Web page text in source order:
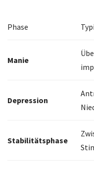
Phase
Manie
Depression
Stabilitätsphase